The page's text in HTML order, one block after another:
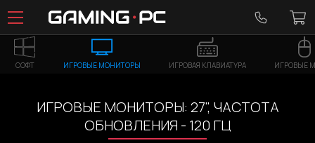
СОФТ ИГРОВЫЕ МОНИТОРЫ ИГРОВАЯ КЛАВИАТУРА ИГРОВЫЕ
ИГРОВЫЕ МОНИТОРЫ: 27", ЧАСТОТА
ОБНОВЛЕНИЯ - 120 ГЦ